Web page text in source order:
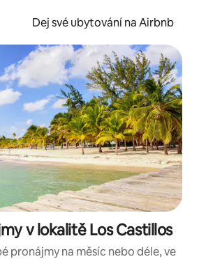
Dej své ubytování na Airbnb
v lokalitě Los Castillos
pronájmy na měsíc nebo déle, ve